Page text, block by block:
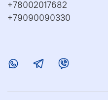
+78002017682
+79090090330